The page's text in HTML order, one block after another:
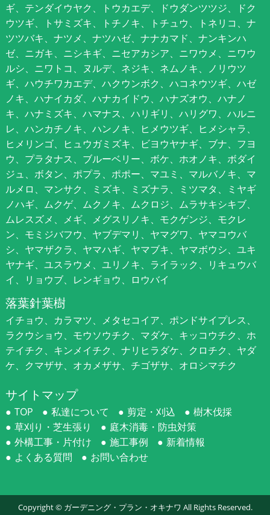
ギ、テンダイウヤク、トウカエデ、ドウダンツツジ、ドク
ウツギ、トサミズキ、トチノキ、トチュウ、トネリコ、ナ
ツツバキ、ナツメ、ナツハゼ、ナナカマド、ナンキンハ
ゼ、ニガキ、ニシキギ、ニセアカシア、ニワウメ、ニワウ
ルシ、ニワトコ、ヌルデ、ネジキ、ネムノキ、ノリウツ
ギ、ハウチワカエデ、ハクウンボク、ハコネウツギ、ハゼ
ノキ、ハナイカダ、ハナカイドウ、ハナズオウ、ハナノ
キ、ハナミズキ、ハマナス、ハリギリ、ハリグワ、ハルニ
レ、ハンカチノキ、ハンノキ、ヒメウツギ、ヒメシャラ、
ヒメリンゴ、ヒュウガミズキ、ビヨウヤナギ、ブナ、フヨ
ウ、プラタナス、ブルーベリー、ボケ、ホオノキ、ボダイ
ジュ、ボタン、ポプラ、ポポー、マユミ、マルバノキ、マ
ルメロ、マンサク、ミズキ、ミズナラ、ミツマタ、ミヤギ
ノハギ、ムクゲ、ムクノキ、ムクロジ、ムラサキシキブ、
ムレスズメ、メギ、メグスリノキ、モクゲンジ、モクレ
ン、モミジバフウ、ヤブデマリ、ヤマグワ、ヤマコウバ
シ、ヤマザクラ、ヤマハギ、ヤマブキ、ヤマボウシ、ユキ
ヤナギ、ユスラウメ、ユリノキ、ライラック、リキュウバ
イ、リョウブ、レンギョウ、ロウバイ
落葉針葉樹
イチョウ、カラマツ、メタセコイア、ポンドサイプレス、
ラクウショウ、モウソウチク、マダケ、キッコウチク、ホ
テイチク、キンメイチク、ナリヒラダケ、クロチク、ヤダ
ケ、クマザサ、オカメザサ、チゴザサ、オロシマチク
サイトマップ
TOP 私達について 剪定・刈込
樹木伐採
草刈り・芝生張り
庭木消毒・防虫対策
外構工事・片付け
施工事例
新着情報
よくある質問
お問い合わせ
Copyright © ガーデニング・プラン・オキナワ All Rights Reserved.